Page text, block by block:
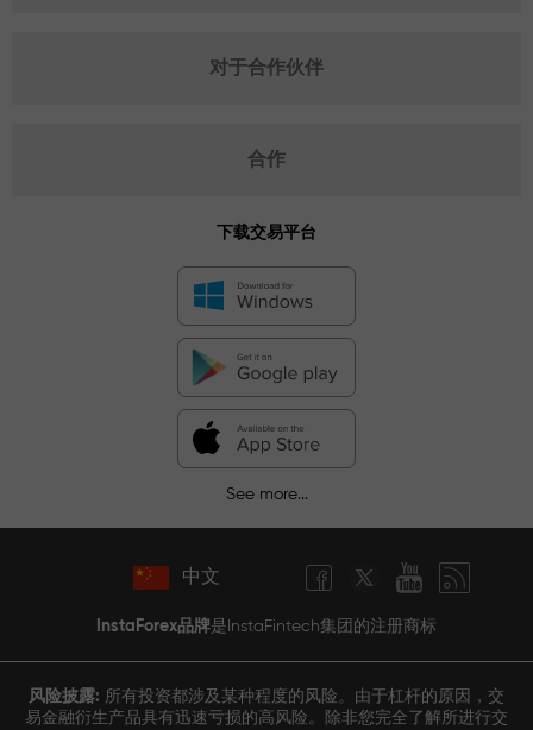
对于合作伙伴
合作
下载交易平台
See more...
中文
InstaForex品牌是InstaFintech集团的注册商标
风险披露: 所有投资都涉及某种程度的风险。由于杠杆的原因，交
易金融衍生产品具有迅速亏损的高风险。除非您完全了解所进行交